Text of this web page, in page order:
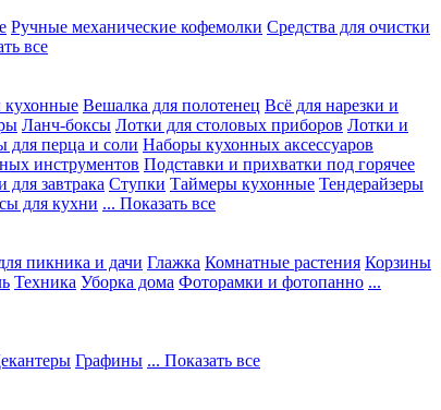
Ручные механические кофемолки Средства для очистки
все
кухонные Вешалка для полотенец Всё для нарезки и
Ланч-боксы Лотки для столовых приборов Лотки и
для перца и соли Наборы кухонных аксессуаров
инструментов Подставки и прихватки под горячее
для завтрака Ступки Таймеры кухонные Тендерайзеры
для кухни ... Показать все
пикника и дачи Глажка Комнатные растения Корзины
Техника Уборка дома Фоторамки и фотопанно ...
Графины ... Показать все